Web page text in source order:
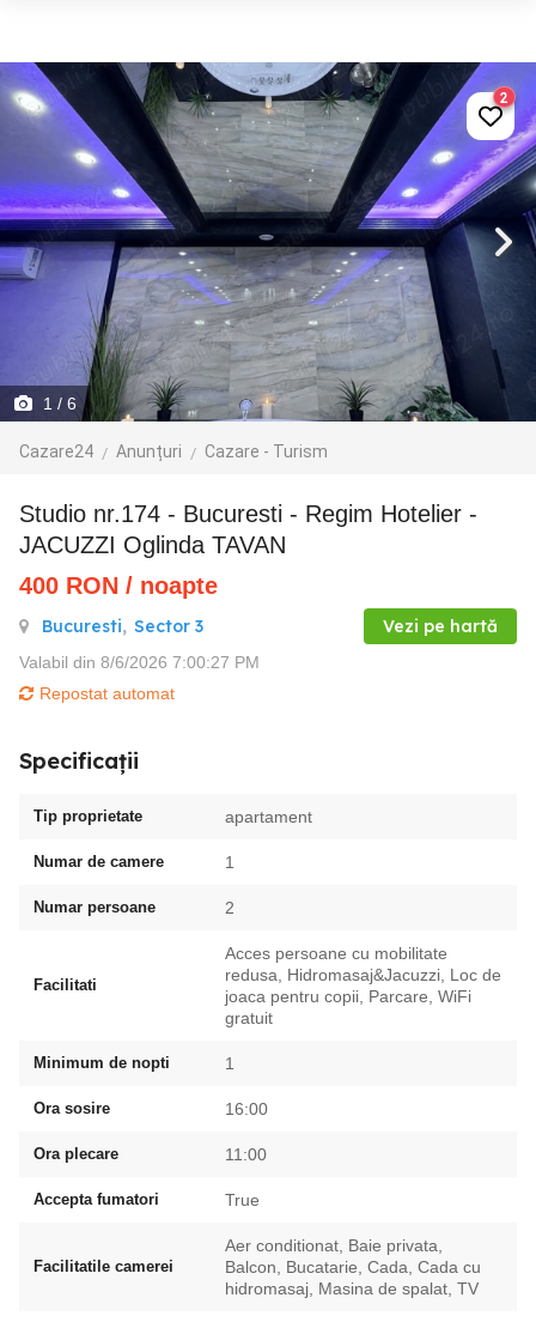
1 / 6
Cazare24 Anunțuri Cazare - Turism
2
Studio nr.174 - Bucuresti - Regim Hotelier -
JACUZZI Oglinda TAVAN
400 RON / noapte
Bucuresti, Sector 3 Vezi pe hartă
Valabil din 8/6/2026 7:00:27 PM
Repostat automat
Specificații
Tip proprietate apartament
Numar de camere 1
Numar persoane 2
Facilitati
Acces persoane cu mobilitate
redusa, Hidromasaj&Jacuzzi, Loc de
joaca pentru copii, Parcare, WiFi
gratuit
Minimum de nopti 1
Ora sosire 16:00
Ora plecare 11:00
Accepta fumatori True
Facilitatile camerei
Aer conditionat, Baie privata,
Balcon, Bucatarie, Cada, Cada cu
hidromasaj, Masina de spalat, TV